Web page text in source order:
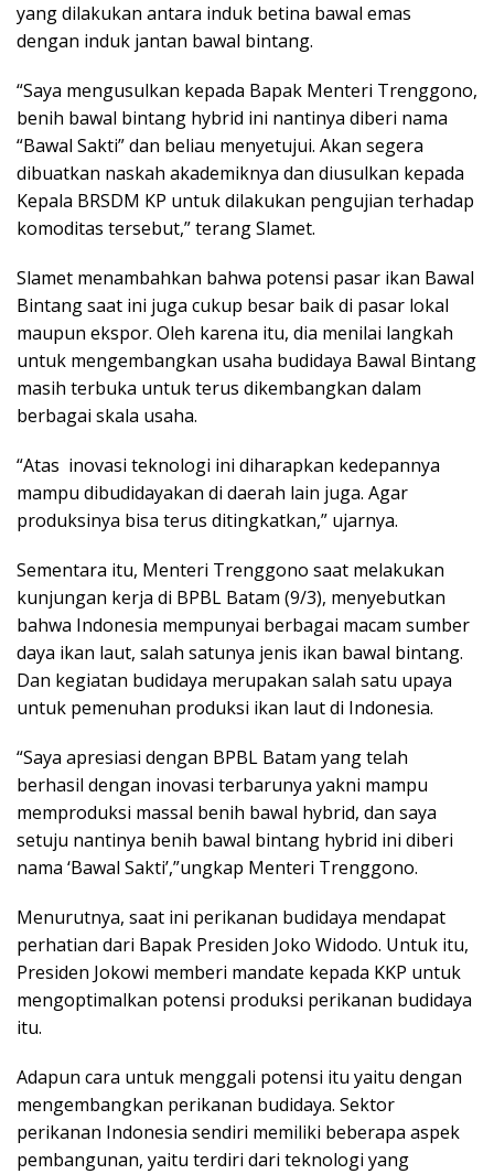
yang dilakukan antara induk betina bawal emas
dengan induk jantan bawal bintang.
“Saya mengusulkan kepada Bapak Menteri Trenggono,
benih bawal bintang hybrid ini nantinya diberi nama
“Bawal Sakti” dan beliau menyetujui. Akan segera
dibuatkan naskah akademiknya dan diusulkan kepada
Kepala BRSDM KP untuk dilakukan pengujian terhadap
komoditas tersebut,” terang Slamet.
Slamet menambahkan bahwa potensi pasar ikan Bawal
Bintang saat ini juga cukup besar baik di pasar lokal
maupun ekspor. Oleh karena itu, dia menilai langkah
untuk mengembangkan usaha budidaya Bawal Bintang
masih terbuka untuk terus dikembangkan dalam
berbagai skala usaha.
“Atas inovasi teknologi ini diharapkan kedepannya
mampu dibudidayakan di daerah lain juga. Agar
produksinya bisa terus ditingkatkan,” ujarnya.
Sementara itu, Menteri Trenggono saat melakukan
kunjungan kerja di BPBL Batam (9/3), menyebutkan
bahwa Indonesia mempunyai berbagai macam sumber
daya ikan laut, salah satunya jenis ikan bawal bintang.
Dan kegiatan budidaya merupakan salah satu upaya
untuk pemenuhan produksi ikan laut di Indonesia.
“Saya apresiasi dengan BPBL Batam yang telah
berhasil dengan inovasi terbarunya yakni mampu
memproduksi massal benih bawal hybrid, dan saya
setuju nantinya benih bawal bintang hybrid ini diberi
nama ‘Bawal Sakti’,”ungkap Menteri Trenggono.
Menurutnya, saat ini perikanan budidaya mendapat
perhatian dari Bapak Presiden Joko Widodo. Untuk itu,
Presiden Jokowi memberi mandate kepada KKP untuk
mengoptimalkan potensi produksi perikanan budidaya
itu.
Adapun cara untuk menggali potensi itu yaitu dengan
mengembangkan perikanan budidaya. Sektor
perikanan Indonesia sendiri memiliki beberapa aspek
pembangunan, yaitu terdiri dari teknologi yang